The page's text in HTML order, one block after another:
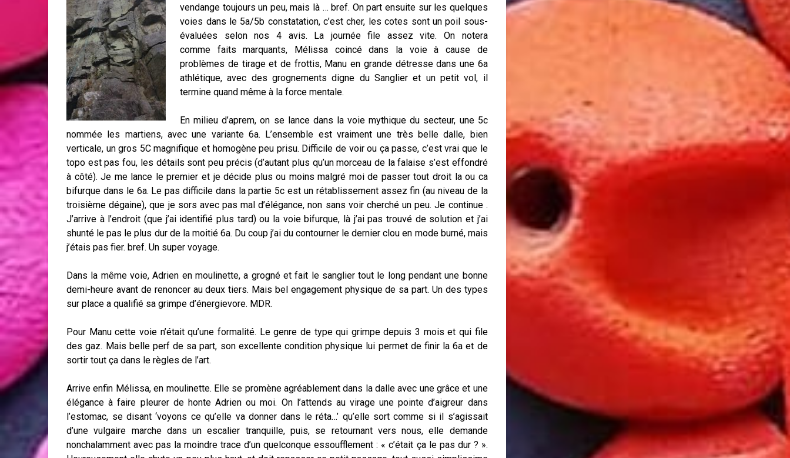
vendange toujours un peu, mais là … bref. On part ensuite sur les quelques
voies dans le 5a/5b constatation, c’est cher, les cotes sont un poil sous-
évaluées selon nos 4 avis. La journée file assez vite. On notera
comme faits marquants, Mélissa coincé dans la voie à cause de
problèmes de tirage et de frottis, Manu en grande détresse dans une 6a
athlétique, avec des grognements digne du Sanglier et un petit vol, il
termine quand même à la force mentale.
En milieu d’aprem, on se lance dans la voie mythique du secteur, une 5c
nommée les martiens, avec une variante 6a. L’ensemble est vraiment une très belle dalle, bien
verticale, un gros 5C magnifique et homogène peu prisu. Difficile de voir ou ça passe, c’est vrai que le
topo est pas fou, les détails sont peu précis (d’autant plus qu’un morceau de la falaise s’est effondré
à côté). Je me lance le premier et je décide plus ou moins malgré moi de passer tout droit la ou ca
bifurque dans le 6a. Le pas difficile dans la partie 5c est un rétablissement assez fin (au niveau de la
troisième dégaine), que je sors avec pas mal d’élégance, non sans voir cherché un peu. Je continue .
J’arrive à l’endroit (que j’ai identifié plus tard) ou la voie bifurque, là j’ai pas trouvé de solution et j’ai
shunté le pas le plus dur de la moitié 6a. Du coup j’ai du contourner le dernier clou en mode burné, mais
j’étais pas fier. bref. Un super voyage.
Dans la même voie, Adrien en moulinette, a grogné et fait le sanglier tout le long pendant une bonne
demi-heure avant de renoncer au deux tiers. Mais bel engagement physique de sa part. Un des types
sur place a qualifié sa grimpe d’énergievore. MDR.
Pour Manu cette voie n’était qu’une formalité. Le genre de type qui grimpe depuis 3 mois et qui file
des gaz. Mais belle perf de sa part, son excellente condition physique lui permet de finir la 6a et de
sortir tout ça dans le règles de l’art.
Arrive enfin Mélissa, en moulinette. Elle se promène agréablement dans la dalle avec une grâce et une
élégance à faire pleurer de honte Adrien ou moi. On l’attends au virage une pointe d’aigreur dans
l’estomac, se disant ‘voyons ce qu’elle va donner dans le réta…’ qu’elle sort comme si il s’agissait
d’une vulgaire marche dans un escalier tranquille, puis, se retournant vers nous, elle demande
nonchalamment avec pas la moindre trace d’un quelconque essoufflement : « c’était ça le pas dur ? ».